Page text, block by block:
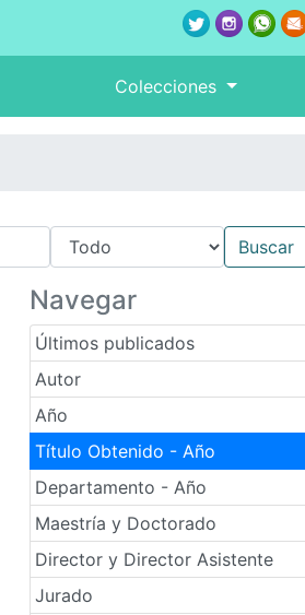
Colecciones
Navegar
Últimos publicados
Autor
Año
Título Obtenido - Año
Departamento - Año
Maestría y Doctorado
Director y Director Asistente
Jurado